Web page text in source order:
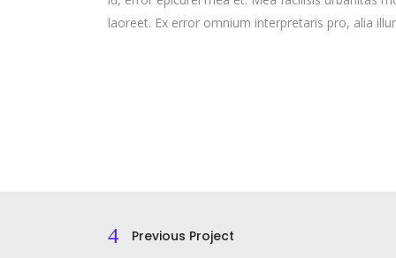
laoreet. Ex error omnium interpretaris pro, alia
Previous Project